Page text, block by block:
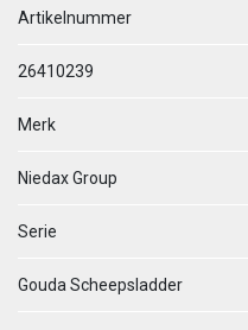
Artikelnummer
26410239
Merk
Niedax Group
Serie
Gouda Scheepsladder